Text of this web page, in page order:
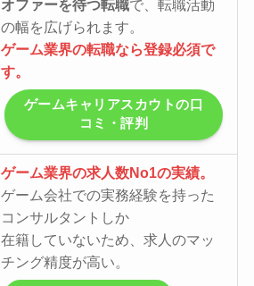
オファーを待つ転職で、転職活動
の幅を広げられます。
ゲーム業界の転職なら登録必須で
す。
ゲームキャリアスカウトの口
コミ・評判
ゲーム業界の求人数No1の実績。
ゲーム会社での実務経験を持った
コンサルタントしか
在籍していないため、求人のマッ
チング精度が高い。